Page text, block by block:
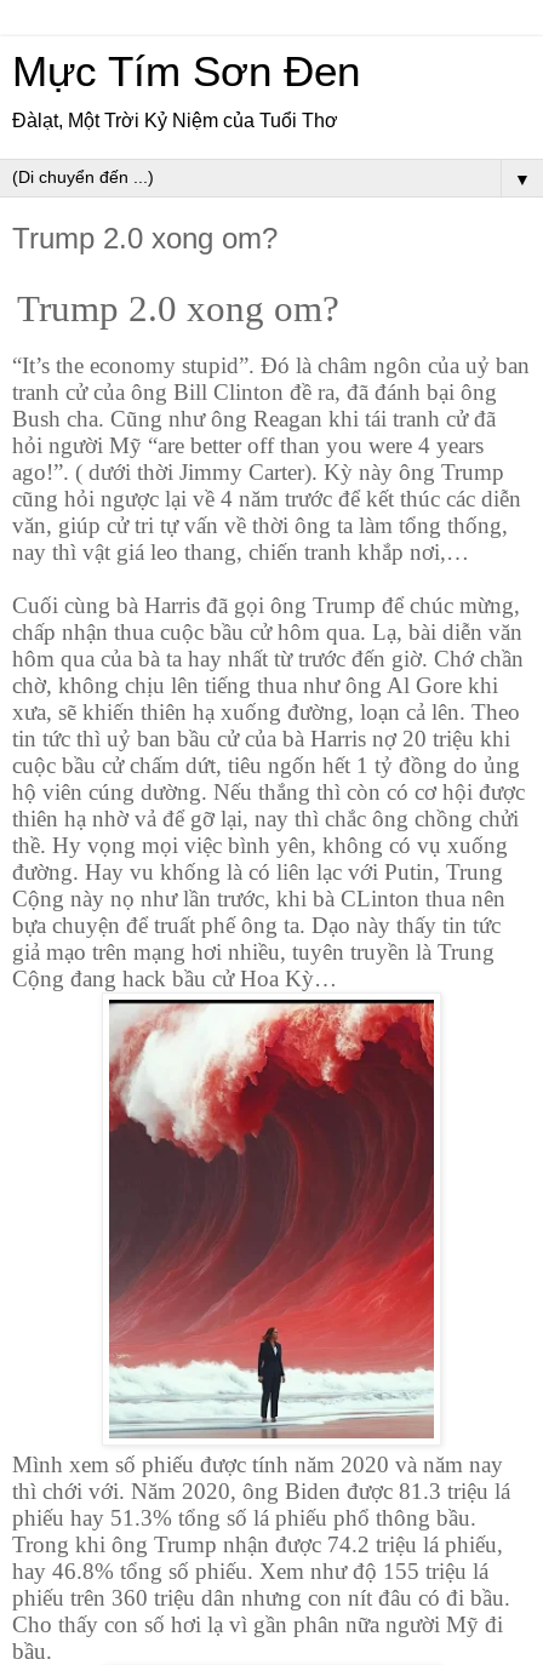
Mực Tím Sơn Đen
Đàlạt, Một Trời Kỷ Niệm của Tuổi Thơ
▼
Trump 2.0 xong om?
Trump 2.0 xong om?
“It’s the economy stupid”. Đó là châm ngôn của uỷ ban
tranh cử của ông Bill Clinton đề ra, đã đánh bại ông
Bush cha. Cũng như ông Reagan khi tái tranh cử đã
hỏi người Mỹ “are better off than you were 4 years
ago!”. ( dưới thời Jimmy Carter). Kỳ này ông Trump
cũng hỏi ngược lại về 4 năm trước để kết thúc các diễn
văn, giúp cử tri tự vấn về thời ông ta làm tổng thống,
nay thì vật giá leo thang, chiến tranh khắp nơi,…
Cuối cùng bà Harris đã gọi ông Trump để chúc mừng,
chấp nhận thua cuộc bầu cử hôm qua. Lạ, bài diễn văn
hôm qua của bà ta hay nhất từ trước đến giờ. Chớ chần
chờ, không chịu lên tiếng thua như ông Al Gore khi
xưa, sẽ khiến thiên hạ xuống đường, loạn cả lên. Theo
tin tức thì uỷ ban bầu cử của bà Harris nợ 20 triệu khi
cuộc bầu cử chấm dứt, tiêu ngốn hết 1 tỷ đồng do ủng
hộ viên cúng dường. Nếu thắng thì còn có cơ hội được
thiên hạ nhờ vả để gỡ lại, nay thì chắc ông chồng chửi
thề. Hy vọng mọi việc bình yên, không có vụ xuống
đường. Hay vu khống là có liên lạc với Putin, Trung
Cộng này nọ như lần trước, khi bà CLinton thua nên
bựa chuyện để truất phế ông ta. Dạo này thấy tin tức
giả mạo trên mạng hơi nhiều, tuyên truyền là Trung
Cộng đang hack bầu cử Hoa Kỳ…
Mình xem số phiếu được tính năm 2020 và năm nay
thì chới với. Năm 2020, ông Biden được 81.3 triệu lá
phiếu hay 51.3% tổng số lá phiếu phổ thông bầu.
Trong khi ông Trump nhận được 74.2 triệu lá phiếu,
hay 46.8% tổng số phiếu. Xem như độ 155 triệu lá
phiếu trên 360 triệu dân nhưng con nít đâu có đi bầu.
Cho thấy con số hơi lạ vì gần phân nữa người Mỹ đi
bầu.